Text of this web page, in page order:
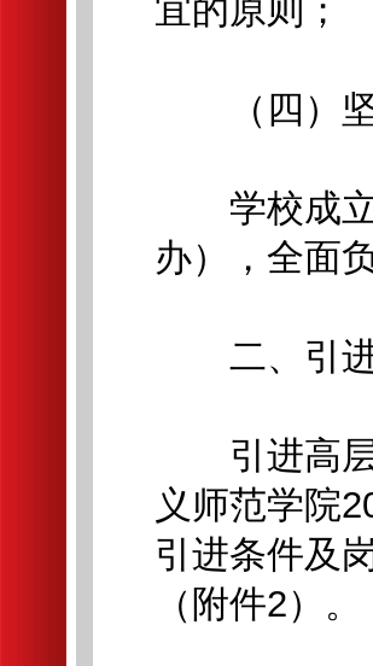
宜的原则；
（四）坚
学校成立
办），全面
二、引进
引进高层
义师范学院
引进条件及
（附件2）。